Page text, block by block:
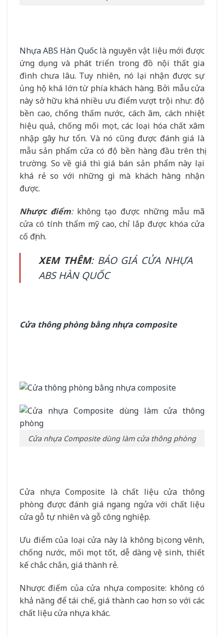
Nhựa ABS Hàn Quốclà nguyên vật liệu mới được
ứng dụng và phát triển trong đồ nội thất gia
đình chưa lâu. Tuy nhiên, nó lại nhận được sự
ủng hộ khá lớn từ phía khách hàng. Bởi mẫu cửa
này sở hữu khá nhiều ưu điểm vượt trội như: độ
bền cao, chống thấm nước, cách âm, cách nhiệt
hiệu quả, chống mối mọt, các loại hóa chất xâm
nhập gây hư tổn. Và nó cũng được đánh giá là
mẫu sản phẩm cửa có độ bền hàng đầu trên thị
trường. So về giá thì giá bán sản phẩm này lại
khá rẻ so với những gì mà khách hàng nhận
được.
Nhược điểm:không tạo được những mẫu mã
cửa có tính thẩm mỹ cao, chỉ lắp được khóa cửa
cố định.
XEM THÊM: BÁO GIÁ CỬA NHỰA
ABS HÀN QUỐC
Cửa thông phòng bằng nhựa composite
Cửa nhựa Composite dùng làm cửa thông phòng
Cửa nhựa Composite là chất liệu cửa thông
phòng được đánh giá ngang ngửa với chất liệu
cửa gỗ tự nhiên và gỗ công nghiệp.
Ưu điểm của loại cửa này là không bị cong vênh,
chống nước, mối mọt tốt, dễ dàng vệ sinh, thiết
kế chắc chắn, giá thành rẻ.
Nhược điểm của cửa nhựa composite: không có
khả năng để tái chế, giá thành cao hơn so với các
chất liệu cửa nhựa khác.